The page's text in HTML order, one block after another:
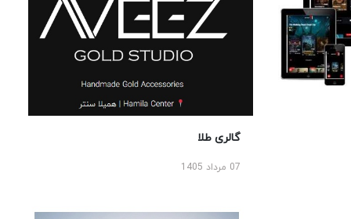
گالری طلا
07 مرداد 1405